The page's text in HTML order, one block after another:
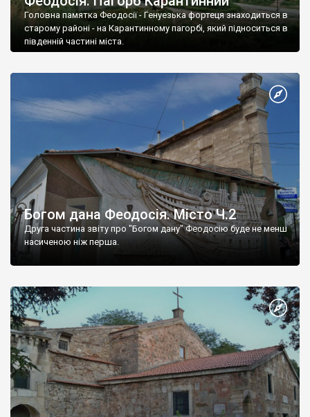
Головна памятка Феодосії - Генуезька фортеця знаходиться в
старому районі - на Карантинному пагорбі, який підноситься в
південній частині міста.
Богом дана Феодосія. Місто Ч.2
Друга частина звіту про "Богом дану" Феодосію буде не менш
насиченою ніж перша.